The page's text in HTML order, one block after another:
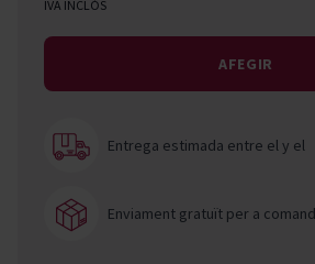
IVA INCLÒS
AFEGIR
Entrega estimada entre ely el
Enviament gratuït per a